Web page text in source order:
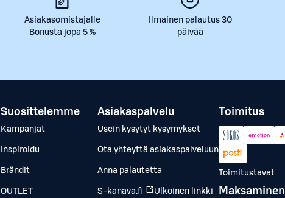
Asiakasomistajalle
Bonusta jopa 5 %
Ilmainen palautus 30
päivää
Suosittelemme
Kampanjat
Inspiroidu
Brändit
OUTLET
Asiakaspalvelu
Usein kysytyt kysymykset
Ota yhteyttä asiakaspalveluun
Anna palautetta
S-kanava.fi Ulkoinen linkki
Toimitus
Toimitustavat
Maksaminen